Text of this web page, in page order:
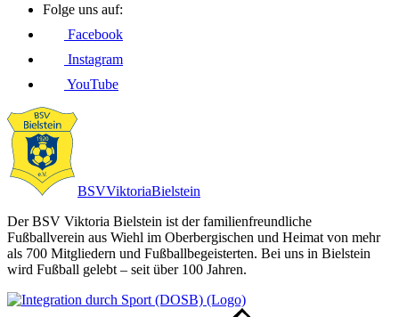
Folge uns auf:
Facebook
Instagram
YouTube
BSVViktoriaBielstein
Der BSV Viktoria Bielstein ist der familienfreundliche
Fußballverein aus Wiehl im Oberbergischen und Heimat von mehr
als 700 Mitgliedern und Fußballbegeisterten. Bei uns in Bielstein
wird Fußball gelebt – seit über 100 Jahren.